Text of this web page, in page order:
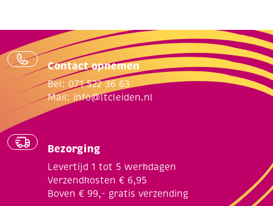
Contact opnemen
Bel: 071 522 36 63
Mail: info@ltcleiden.nl
Bezorging
Levertijd 1 tot 5 werkdagen
Verzendkosten € 6,95
Boven € 99,- gratis verzending